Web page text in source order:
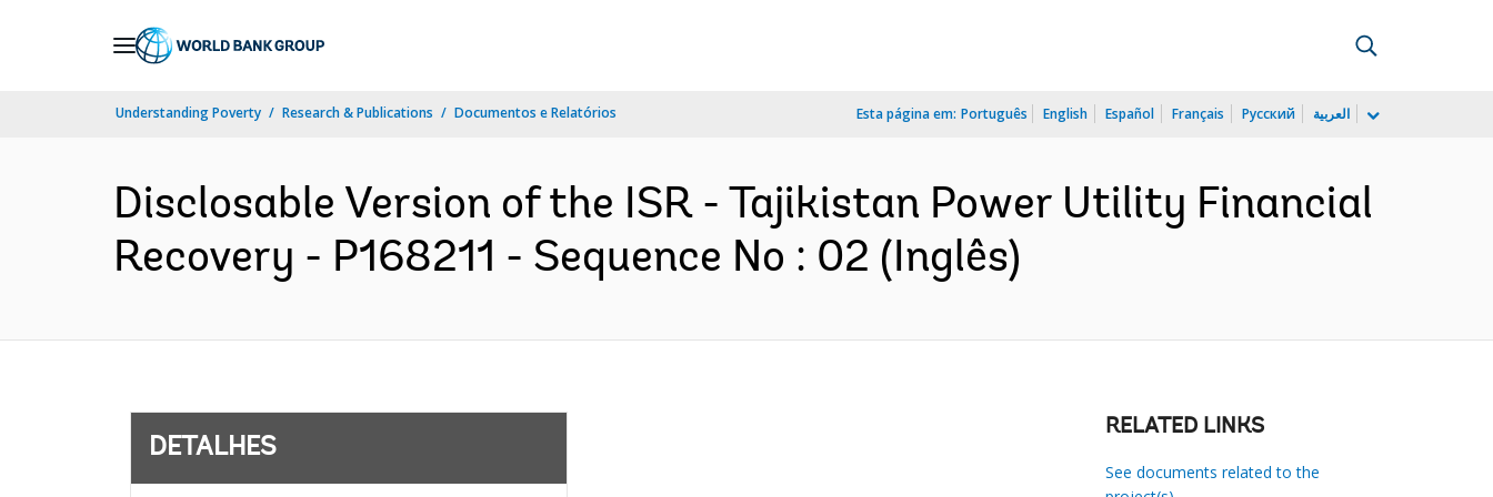
Understanding Poverty Research & Publications Documentos e Relatórios Esta página em: Português English Español Français Русский العربية
Disclosable Version of the ISR - Tajikistan Power Utility Financial
Recovery - P168211 - Sequence No : 02 (Inglês)
DETALHES
RELATED LINKS
See documents related to the